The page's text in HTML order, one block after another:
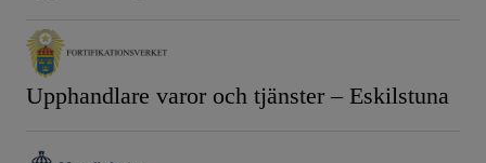
Upphandlare varor och tjänster – Eskilstuna